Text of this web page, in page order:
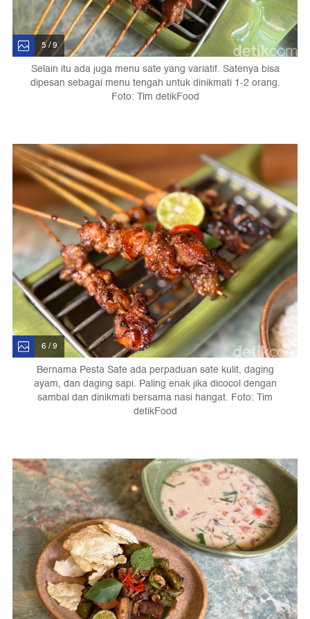
5 / 9
Selain itu ada juga menu sate yang variatif. Satenya bisa
dipesan sebagai menu tengah untuk dinikmati 1-2 orang.
Foto: Tim detikFood
6 / 9
Bernama Pesta Sate ada perpaduan sate kulit, daging
ayam, dan daging sapi. Paling enak jika dicocol dengan
sambal dan dinikmati bersama nasi hangat. Foto: Tim
detikFood